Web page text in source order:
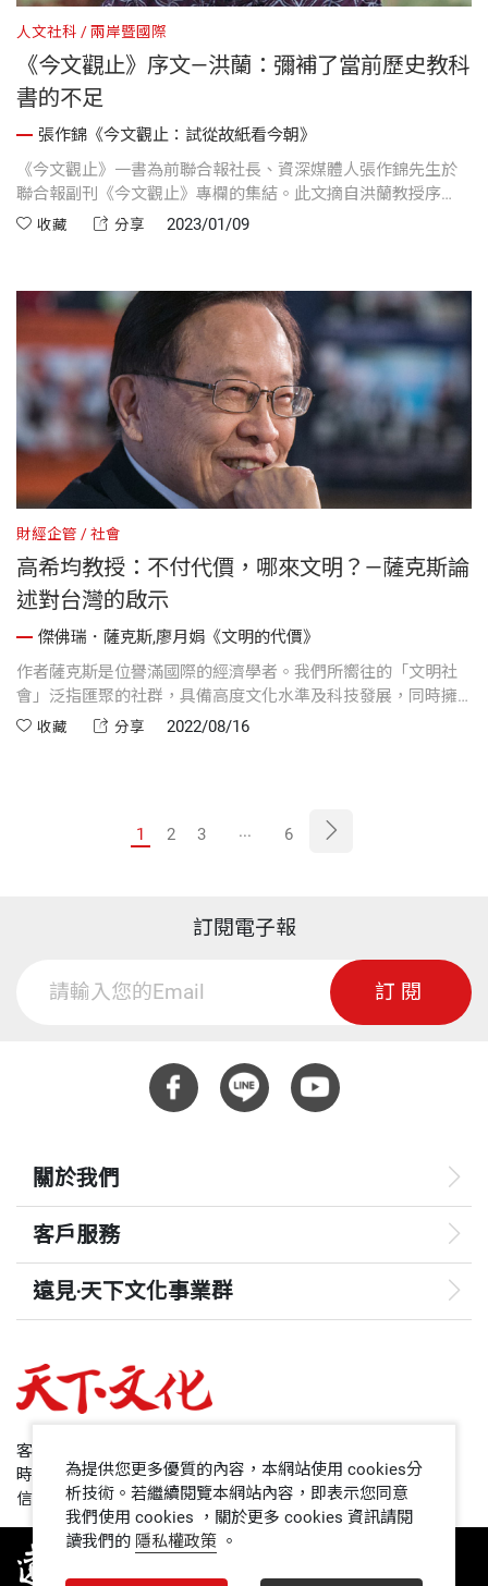
人文社科 兩岸暨國際
《今文觀止》序文—洪蘭：彌補了當前歷史教科
書的不足
張作錦《今文觀止：試從故紙看今朝》
《今文觀止》一書為前聯合報社長、資深媒體人張作錦先生於
聯合報副刊《今文觀止》專欄的集結。此文摘自洪蘭教授序
文，在這本書中，把清末民初這些重要人物彙集在一起，幾乎
收藏 分享 2023/01/09
財經企管 社會
高希均教授：不付代價，哪來文明？—薩克斯論
述對台灣的啟示
傑佛瑞．薩克斯,廖月娟《文明的代價》
作者薩克斯是位譽滿國際的經濟學者。我們所嚮往的「文明社
會」泛指匯聚的社群，具備高度文化水準及科技發展，同時擁
有多元創新的誘因、相互包容尊重的生活方式，以及共同致力
收藏 分享 2022/08/16
1 2 3 ... 6
訂閱電子報
訂閱
關於我們
客戶服務
遠見‧天下文化事業群
哈佛商業評論
領導影響力學院
1號課堂
客服專線：+886 2 2662-0012
時間：週一~週五9:00~12:30;13:30~17:00
信箱：service@cwgv.com.tw
為提供您更多優質的內容，本網站使用 cookies分
析技術。若繼續閱覽本網站內容，即表示您同意
我們使用 cookies ，關於更多 cookies 資訊請閱
讀我們的 隱私權政策 。